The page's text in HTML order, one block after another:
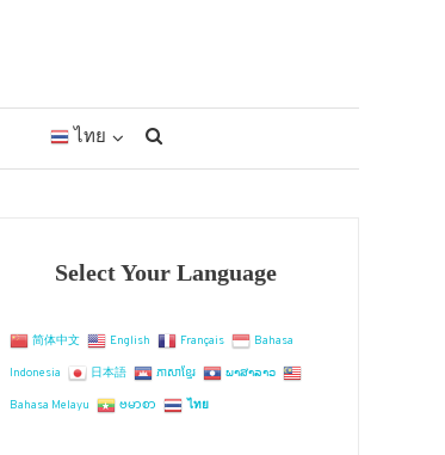
ไทย
Select Your Language
简体中文 English Français Bahasa
Indonesia 日本語 ភាសាខ្មែរ ພາສາລາວ
Bahasa Melayu ဗမာစာ ไทย